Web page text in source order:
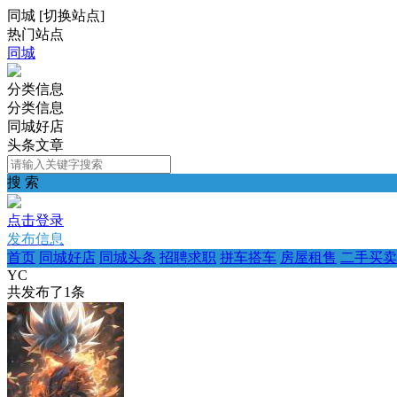
同城 [切换站点]
热门站点
同城
分类信息
分类信息
同城好店
头条文章
搜 索
点击登录
发布信息
首页 同城好店 同城头条 招聘求职 拼车搭车 房屋租售 二手买卖
YC
共发布了1条